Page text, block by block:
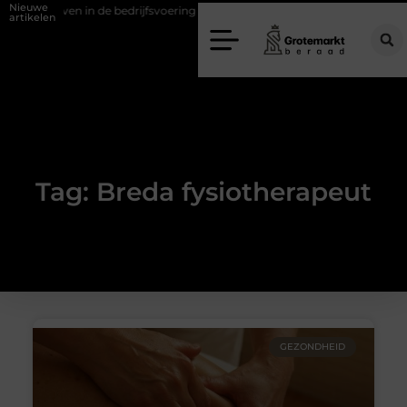
Nieuwe
artikelen
verweven in de bedrijfsvoering
Tag: Breda fysiotherapeut
GEZONDHEID